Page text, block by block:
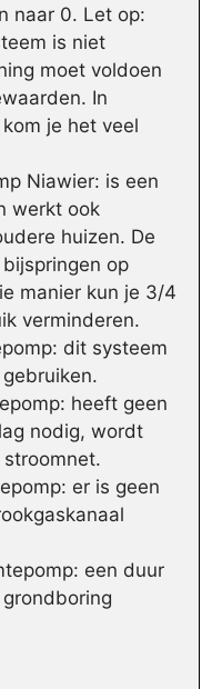
naar 0. Let op:
is niet
moet voldoen
In
je het veel
Niawier: is een
werkt ook
huizen. De
op
manier kun je 3/4
verminderen.
dit systeem
heeft geen
nodig, wordt
er is geen
een duur